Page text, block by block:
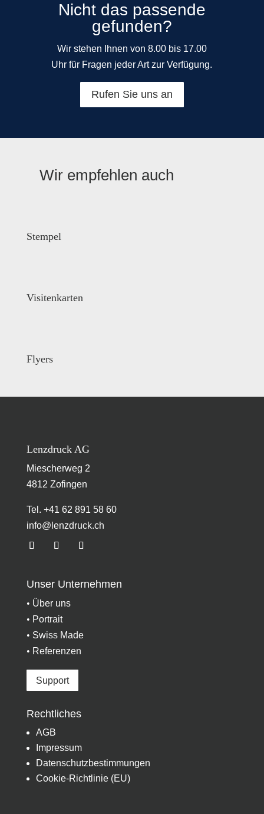
Nicht das passende
gefunden?
Wir stehen Ihnen von 8.00 bis 17.00
Uhr für Fragen jeder Art zur Verfügung.
Rufen Sie uns an
Wir empfehlen auch
Stempel
Visitenkarten
Flyers
Lenzdruck AG
Miescherweg 2
4812 Zofingen
Tel. +41 62 891 58 60
info@lenzdruck.ch
Unser Unternehmen
• Über uns
• Portrait
• Swiss Made
• Referenzen
Support
Rechtliches
AGB
Impressum
Datenschutzbestimmungen
Cookie-Richtlinie (EU)